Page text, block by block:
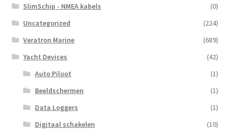
SlimSchip - NMEA kabels
(0)
Uncategorized
(224)
Veratron Marine
(689)
Yacht Devices
(42)
Auto Piloot
(1)
Beeldschermen
(1)
Data Loggers
(1)
Digitaal schakelen
(10)